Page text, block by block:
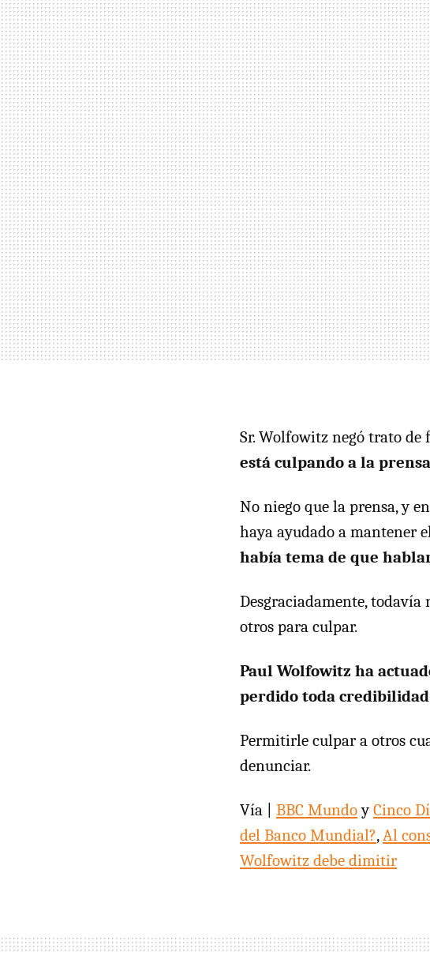
Sr. Wolfowitz negó trato
está culpando a la
No niego que la prensa, y
haya ayudado a mantener
había tema de que
Desgraciadamente, todavía
otros para culpar.
Paul Wolfowitz ha
perdido toda
Permitirle culpar a otros
denunciar.
Vía | BBC MundoyCinco
del Banco Mundial?,Al
Wolfowitz debe dimitir